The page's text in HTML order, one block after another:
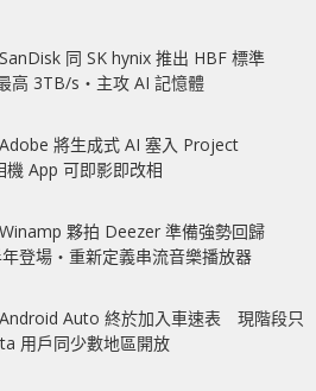
同 SK hynix 推出 HBF 標準
高 3TB/s‧主攻 AI 記憶體
將生成式 AI 塞入 Project
App 可即影即改相
夥拍 Deezer 準備強勢回歸
登場‧重新定義串流音樂播放器
Auto 終於加入車速表 現階段只
用戶同少數地區開放